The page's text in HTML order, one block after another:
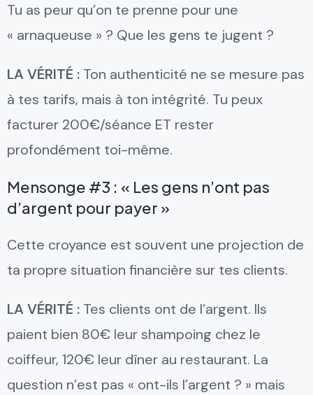
Tu as peur qu’on te prenne pour une
« arnaqueuse » ? Que les gens te jugent ?
LA VÉRITÉ : Ton authenticité ne se mesure pas
à tes tarifs, mais à ton intégrité. Tu peux
facturer 200€/séance ET rester
profondément toi-même.
Mensonge #3 : « Les gens n’ont pas
d’argent pour payer »
Cette croyance est souvent une projection de
ta propre situation financière sur tes clients.
LA VÉRITÉ : Tes clients ont de l’argent. Ils
paient bien 80€ leur shampoing chez le
coiffeur, 120€ leur dîner au restaurant. La
question n’est pas « ont-ils l’argent ? » mais